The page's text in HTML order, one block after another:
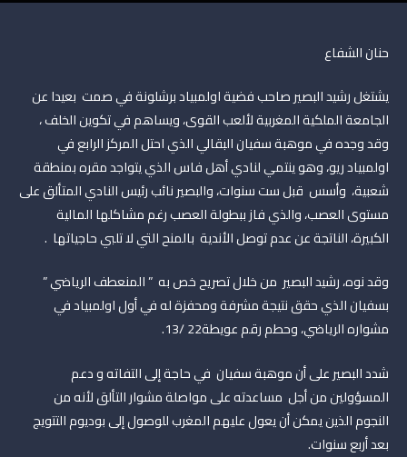
حنان الشفاع
يشتغل رشيد البصير صاحب فضية اولمبياد برشلونة في صمت بعيدا عن
الجامعة الملكية المغربية لألعب القوى، ويساهم في تكوين الخلف ،
وقد وجده في موهبة سفيان البقالي الذي احتل المركز الرابع في
اولمبياد ريو، وهو ينتمي لنادي أهل فاس الذي يتواجد مقره بمنطقة
شعبية، وأسس قبل ست سنوات، والبصير نائب رئيس النادي المتألق على
مستوى العصب، والذي فاز ببطولة العصب رغم مشاكلها المالية
الكبيرة، الناتجة عن عدم توصل الأندية بالمنح التي لا تلبي حاجياتها .
وقد نوه، رشيد البصير من خلال تصريح خص به ” المنعطف الرياضي ”
بسفيان الذي حقق نتيجة مشرفة ومحفزة له في أول اولمبياد في
مشواره الرياضي، وحطم رقم عويطة22 /13.
شدد البصير على أن موهبة سفيان في حاجة إلى التفاته و دعم
المسؤولين من أجل مساعدته على مواصلة مشوار التألق لأنه من
النجوم الذين يمكن أن يعول عليهم المغرب للوصول إلى بوديوم التتويج
بعد أربع سنوات.